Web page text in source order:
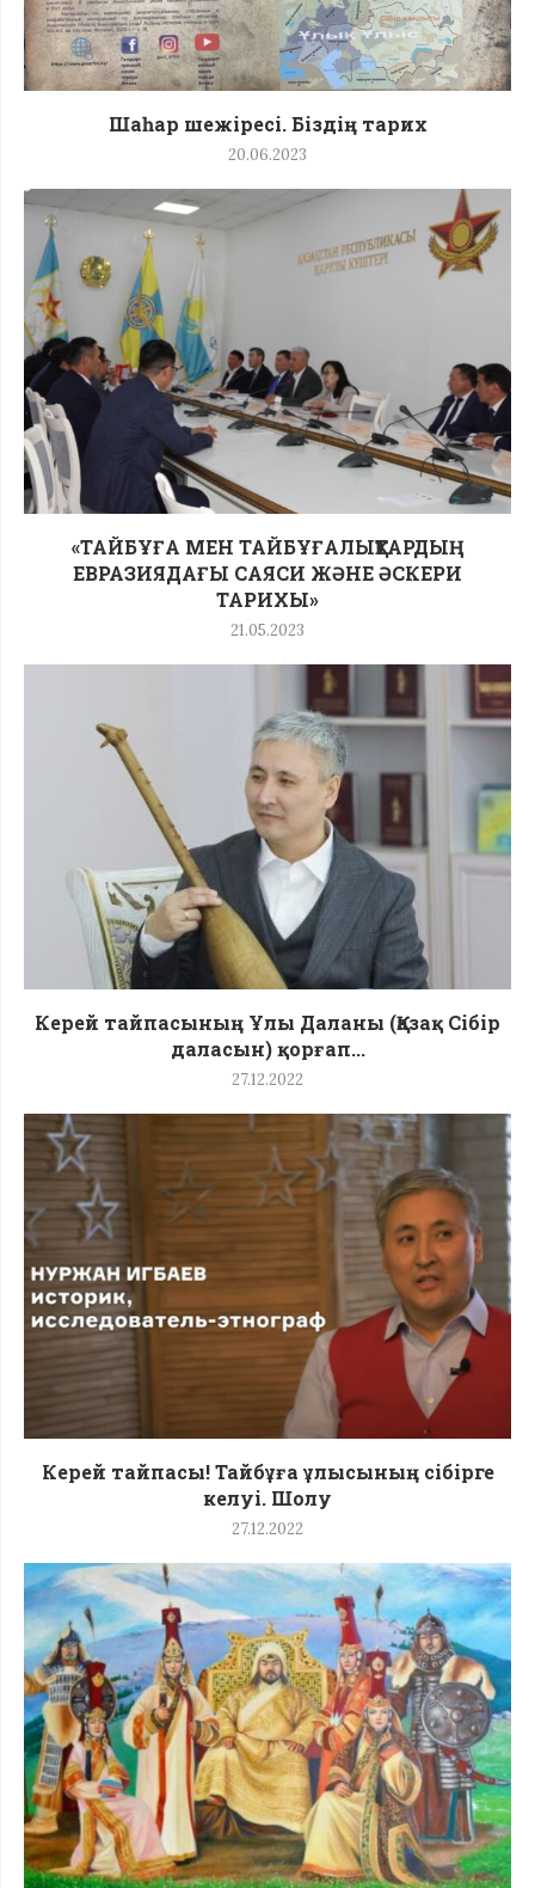
Шаһар шежіресі. Біздің тарих
20.06.2023
«ТАЙБҰҒА МЕН ТАЙБҰҒАЛЫҚТАРДЫҢ
ЕВРАЗИЯДАҒЫ САЯСИ ЖӘНЕ ӘСКЕРИ
ТАРИХЫ»
21.05.2023
Керей тайпасының Ұлы Даланы (Қазақ Сібір
даласын) қорғап...
27.12.2022
Керей тайпасы! Тайбұға ұлысының сібірге
келуі. Шолу
27.12.2022